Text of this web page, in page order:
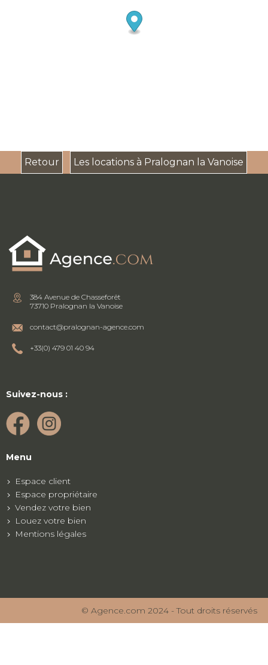
Retour Les locations à Pralognan la Vanoise
384 Avenue de Chasseforêt
73710 Pralognan la Vanoise
contact@pralognan-agence.com
+33(0) 479 01 40 94
Suivez-nous :
Menu
Espace client
Espace propriétaire
Vendez votre bien
Louez votre bien
Mentions légales
© Agence.com 2024 - Tout droits réservés